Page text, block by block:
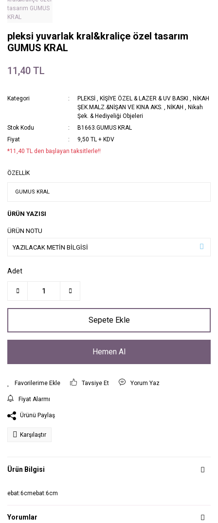
pleksi yuvarlak kral&kraliçe özel tasarım
GUMUS KRAL
11,40 TL
Kategori PLEKSİ , KİŞİYE ÖZEL & LAZER & UV BASKI , NİKAH
ŞEK.MALZ.&NİŞAN VE KINA AKS. , NİKAH , Nikah
Şek. & Hediyeliği Objeleri
Stok Kodu
B1663.GUMUS KRAL
Fiyat
9,50 TL + KDV
*11,40 TL den başlayan taksitlerle!!
ÖZELLİK
ÜRÜN YAZISI
ÜRÜN NOTU
Adet
Sepete Ekle
Hemen Al
Tavsiye Et Yorum Yaz
Fiyat Alarmı
Ürünü Paylaş
Karşılaştır
Ürün Bilgisi
ebat:6cmebat:6cm
Yorumlar